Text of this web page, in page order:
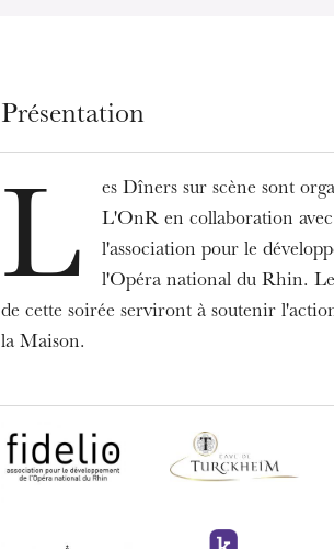
Présentation
L
es Dîners sur scène sont
L'OnR en collaboration
l'association pour le
l'Opéra national du Rhin.
de cette soirée serviront à soutenir
la Maison.